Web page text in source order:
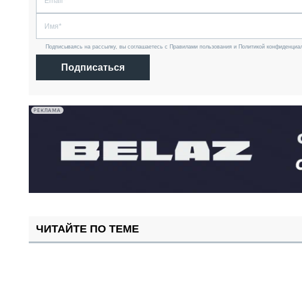
Подписываясь на рассылку, вы соглашаетесь с Правилами пользования и Политикой
Подписаться
РЕКЛАМА
ЧИТАЙТЕ ПО ТЕМЕ